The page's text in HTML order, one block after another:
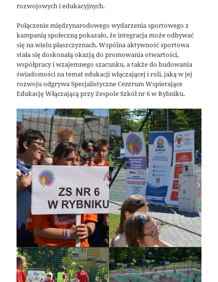
rozwojowych i edukacyjnych.
Połączenie międzynarodowego wydarzenia sportowego z
kampanią społeczną pokazało, że integracja może odbywać
się na wielu płaszczyznach. Wspólna aktywność sportowa
stała się doskonałą okazją do promowania otwartości,
współpracy i wzajemnego szacunku, a także do budowania
świadomości na temat edukacji włączającej i roli, jaką w jej
rozwoju odgrywa Specjalistyczne Centrum Wspierające
Edukację Włączającą przy Zespole Szkół nr 6 w Rybniku.